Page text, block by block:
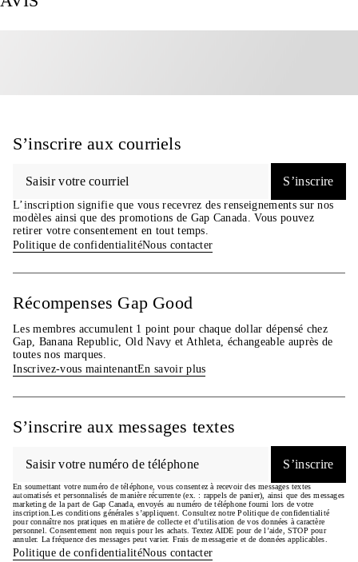
Produit #882924
S’inscrire aux courriels
S’inscrire
L’inscription signifie que vous recevrez des renseignements sur nos
modèles ainsi que des promotions de Gap Canada. Vous pouvez
retirer votre consentement en tout temps.
Politique de confidentialitéNous contacter
Récompenses Gap Good
Les membres accumulent 1 point pour chaque dollar dépensé chez
Gap, Banana Republic, Old Navy et Athleta, échangeable auprès de
toutes nos marques.
Inscrivez-vous maintenantEn savoir plus
S’inscrire aux messages textes
S’inscrire
En soumettant votre numéro de téléphone, vous consentez à recevoir des messages textes
automatisés et personnalisés de manière récurrente (ex. : rappels de panier), ainsi que des messages
marketing de la part de Gap Canada, envoyés au numéro de téléphone fourni lors de votre
inscription.Les conditions générales s’appliquent. Consultez notre Politique de confidentialité
pour connaître nos pratiques en matière de collecte et d’utilisation de vos données à caractère
personnel. Consentement non requis pour les achats. Textez AIDE pour de l’aide, STOP pour
annuler. La fréquence des messages peut varier. Frais de messagerie et de données applicables.
Politique de confidentialitéNous contacter